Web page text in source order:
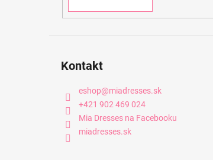
Kontakt
eshop@miadresses.sk
+421 902 469 024
Mia Dresses na Facebooku
miadresses.sk